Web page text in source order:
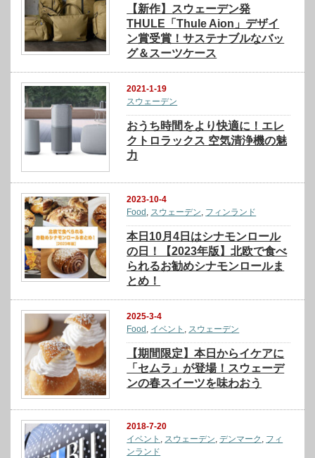
【新作】スウェーデン発
THULE「Thule Aion」デザイ
ン賞受賞！サステナブルなバッ
グ＆スーツケース
2021-1-19
スウェーデン
おうち時間をより快適に！エレ
クトロラックス 空気清浄機の魅
力
2023-10-4
Food, スウェーデン, フィンランド
本日10月4日はシナモンロール
の日！【2023年版】北欧で食べ
られるお勧めシナモンロールま
とめ！
2025-3-4
Food, イベント , スウェーデン
【期間限定】本日からイケアに
「セムラ」が登場！スウェーデ
ンの春スイーツを味わおう
2018-7-20
イベント , スウェーデン,デンマーク , フィ
ンランド